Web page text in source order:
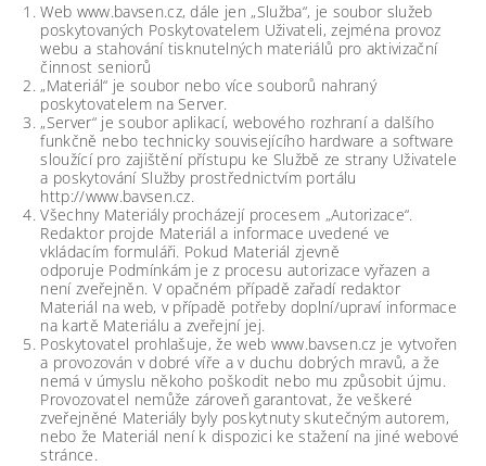
Web www.bavsen.cz, dále jen „Služba“, je soubor služeb
poskytovaných Poskytovatelem Uživateli, zejména provoz
webu a stahování tisknutelných materiálů pro aktivizační
činnost seniorů
„Materiál“ je soubor nebo více souborů nahraný
poskytovatelem na Server.
„Server“ je soubor aplikací, webového rozhraní a dalšího
funkčně nebo technicky souvisejícího hardware a software
sloužící pro zajištění přístupu ke Službě ze strany Uživatele
a poskytování Služby prostřednictvím portálu
http://www.bavsen.cz.
Všechny Materiály procházejí procesem „Autorizace“.
Redaktor projde Materiál a informace uvedené ve
vkládacím formuláři. Pokud Materiál zjevně
odporuje Podmínkám je z procesu autorizace vyřazen a
není zveřejněn. V opačném případě zařadí redaktor
Materiál na web, v případě potřeby doplní/upraví informace
na kartě Materiálu a zveřejní jej.
Poskytovatel prohlašuje, že web www.bavsen.cz je vytvořen
a provozován v dobré víře a v duchu dobrých mravů, a že
nemá v úmyslu někoho poškodit nebo mu způsobit újmu.
Provozovatel nemůže zároveň garantovat, že veškeré
zveřejněné Materiály byly poskytnuty skutečným autorem,
nebo že Materiál není k dispozici ke stažení na jiné webové
stránce.